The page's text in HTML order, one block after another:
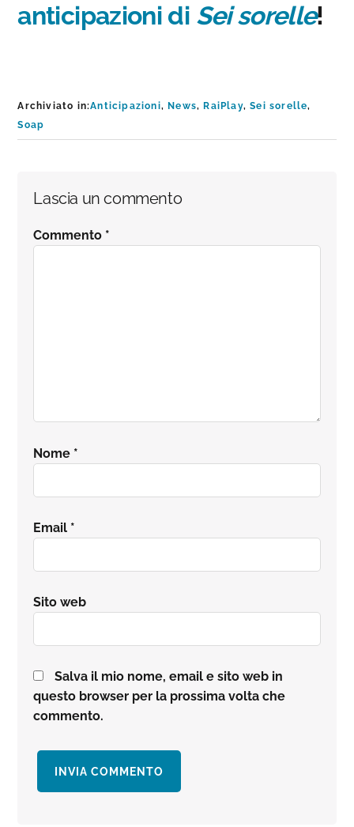
anticipazioni di Sei sorelle!
Archiviato in:Anticipazioni, News, RaiPlay,Sei sorelle,
Soap
Interazioni
del
Lascia un commento
Commento *
Nome *
Email *
Sito web
Salva il mio nome, email e sito web in
questo browser per la prossima volta che
commento.